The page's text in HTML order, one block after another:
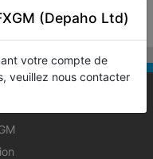
(Depaho Ltd)
votre compte de
veuillez nous contacter